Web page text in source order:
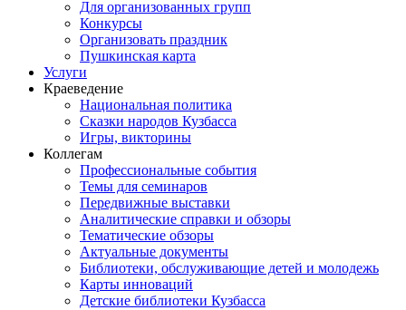
Для организованных групп
Конкурсы
Организовать праздник
Пушкинская карта
Услуги
Краеведение
Национальная политика
Сказки народов Кузбасса
Игры, викторины
Коллегам
Профессиональные события
Темы для семинаров
Передвижные выставки
Аналитические справки и обзоры
Тематические обзоры
Актуальные документы
Библиотеки, обслуживающие детей и молодежь
Карты инноваций
Детские библиотеки Кузбасса